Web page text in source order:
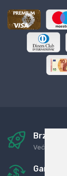
Brza i
Već za